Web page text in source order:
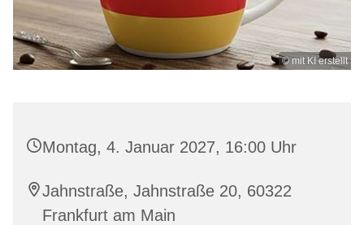
© mit KI erstellt
Montag, 4. Januar 2027, 16:00 Uhr
Jahnstraße, Jahnstraße 20, 60322
Frankfurt am Main